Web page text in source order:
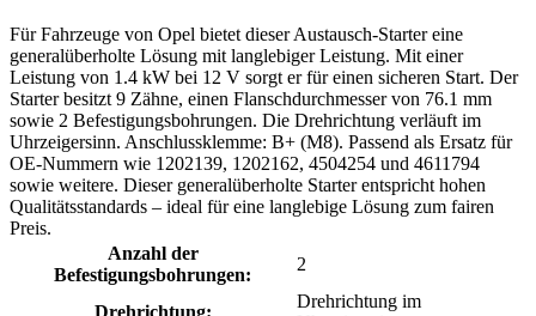
Für Fahrzeuge von Opel bietet dieser Austausch-Starter eine
generalüberholte Lösung mit langlebiger Leistung. Mit einer
Leistung von 1.4 kW bei 12 V sorgt er für einen sicheren Start. Der
Starter besitzt 9 Zähne, einen Flanschdurchmesser von 76.1 mm
sowie 2 Befestigungsbohrungen. Die Drehrichtung verläuft im
Uhrzeigersinn. Anschlussklemme: B+ (M8). Passend als Ersatz für
OE-Nummern wie 1202139, 1202162, 4504254 und 4611794
sowie weitere. Dieser generalüberholte Starter entspricht hohen
Qualitätsstandards – ideal für eine langlebige Lösung zum fairen
Preis.
Anzahl der
Befestigungsbohrungen:
2
Drehrichtung:
Drehrichtung im